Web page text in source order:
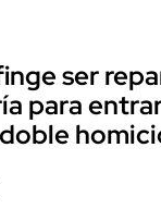
ser
para